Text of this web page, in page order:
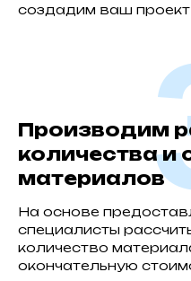
создадим ваш проект
Производим
количества и
материалов
На основе
специалисты
количество
окончательную